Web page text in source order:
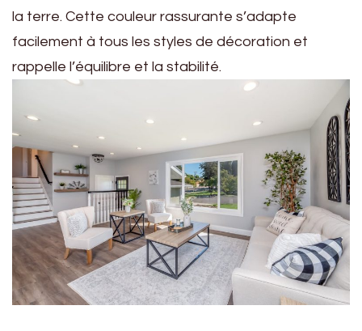
la terre. Cette couleur rassurante s’adapte
facilement à tous les styles de décoration et
rappelle l’équilibre et la stabilité.